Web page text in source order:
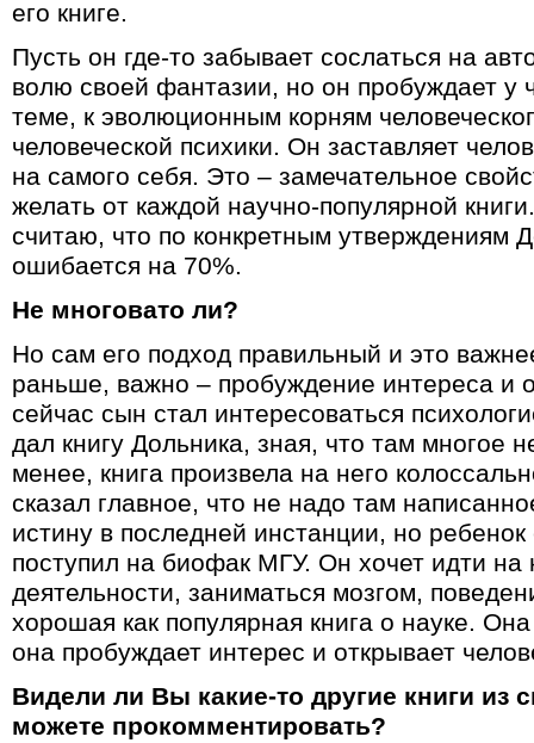
его книге.
Пусть он где-то забывает сослаться на
волю своей фантазии, но он пробуждает у
теме, к эволюционным корням
человеческой психики. Он заставляет
на самого себя. Это – замечательное
желать от каждой научно-популярной
считаю, что по конкретным утверждениям
ошибается на 70%.
Не многовато ли?
Но сам его подход правильный и это
раньше, важно – пробуждение интереса и
сейчас сын стал интересоваться
дал книгу Дольника, зная, что там многое
менее, книга произвела на него
сказал главное, что не надо там
истину в последней инстанции, но ребенок
поступил на биофак МГУ. Он хочет идти
деятельности, заниматься мозгом,
хорошая как популярная книга о науке.
она пробуждает интерес и открывает
Видели ли Вы какие-то другие книги из
можете прокомментировать?